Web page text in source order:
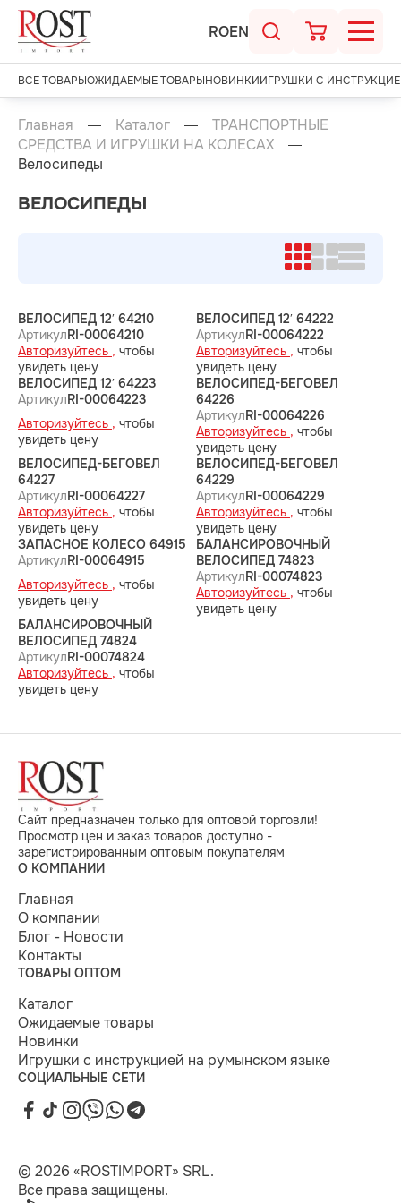
ROEN
ВСЕ ТОВАРЫОЖИДАЕМЫЕ ТОВАРЫНОВИНКИИГРУШКИ С
Главная Каталог
ТРАНСПОРТНЫЕ
СРЕДСТВА И ИГРУШКИ НА КОЛЕСАХ
Велосипеды
ВЕЛОСИПЕДЫ
ВЕЛОСИПЕД 12′ 64210
АртикулRI-00064210
Авторизуйтесь , чтобы
увидеть цену
ВЕЛОСИПЕД 12′ 64222
АртикулRI-00064222
Авторизуйтесь , чтобы
увидеть цену
ВЕЛОСИПЕД 12′ 64223
АртикулRI-00064223
Авторизуйтесь , чтобы
увидеть цену
ВЕЛОСИПЕД-БЕГОВЕЛ
64226
АртикулRI-00064226
Авторизуйтесь , чтобы
увидеть цену
ВЕЛОСИПЕД-БЕГОВЕЛ
64227
АртикулRI-00064227
Авторизуйтесь , чтобы
увидеть цену
ВЕЛОСИПЕД-БЕГОВЕЛ
64229
АртикулRI-00064229
Авторизуйтесь , чтобы
увидеть цену
ЗАПАСНОЕ КОЛЕСО 64915
АртикулRI-00064915
Авторизуйтесь , чтобы
увидеть цену
БАЛАНСИРОВОЧНЫЙ
ВЕЛОСИПЕД 74823
АртикулRI-00074823
Авторизуйтесь , чтобы
увидеть цену
БАЛАНСИРОВОЧНЫЙ
ВЕЛОСИПЕД 74824
АртикулRI-00074824
Авторизуйтесь , чтобы
увидеть цену
Сайт предназначен только для оптовой торговли!
Просмотр цен и заказ товаров доступно -
зарегистрированным оптовым покупателям
О КОМПАНИИ
Главная
О компании
Блог - Новости
Контакты
ТОВАРЫ ОПТОМ
Каталог
Ожидаемые товары
Новинки
Игрушки с инструкцией на румынском языке
СОЦИАЛЬНЫЕ СЕТИ
© 2026 «ROSTIMPORT» SRL.
Все права защищены.